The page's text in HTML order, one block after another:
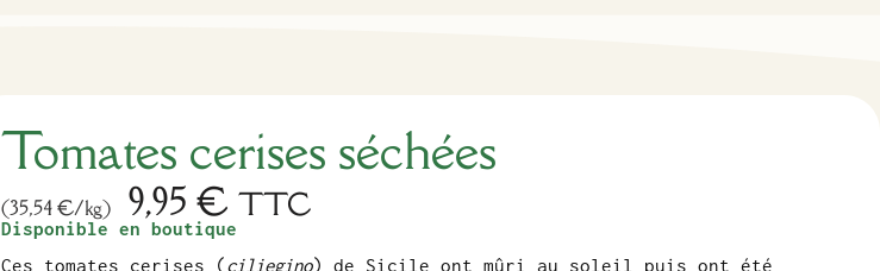
Tomates cerises séchées
(35,54 €/kg) 9,95€ TTC
Disponible en boutique
Ces tomates cerises (ciliegino) de Sicile ont mûri au soleil puis ont été